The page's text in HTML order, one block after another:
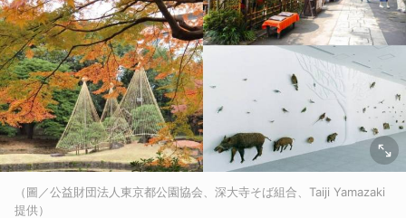
（圖／公益財団法人東京都公園協会、深大寺そば組合、Taiji Yamazaki
提供）